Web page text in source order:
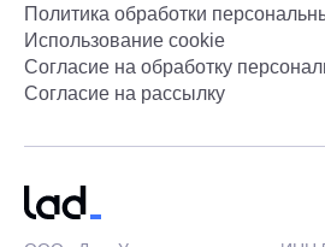
Политика обработки
Использование cookie
Согласие на обработку
Согласие на рассылку